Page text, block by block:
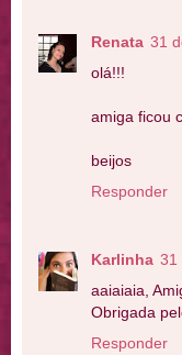
Renata 31
olá!!!
amiga ficou
beijos
Responder
Karlinha 31
aaiaiaia,
Obrigada
Responder